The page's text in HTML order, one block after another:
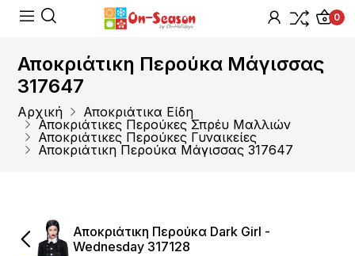
0
Αποκριάτικη Περούκα Μάγισσας
317647
Αρχική
Αποκριάτικα Είδη
Αποκριάτικες Περούκες Σπρέυ Μαλλιών
Αποκριάτικες Περούκες Γυναικείες
Αποκριάτικη Περούκα Μάγισσας 317647
Αποκριάτικη Περούκα Dark Girl -
Wednesday 317128